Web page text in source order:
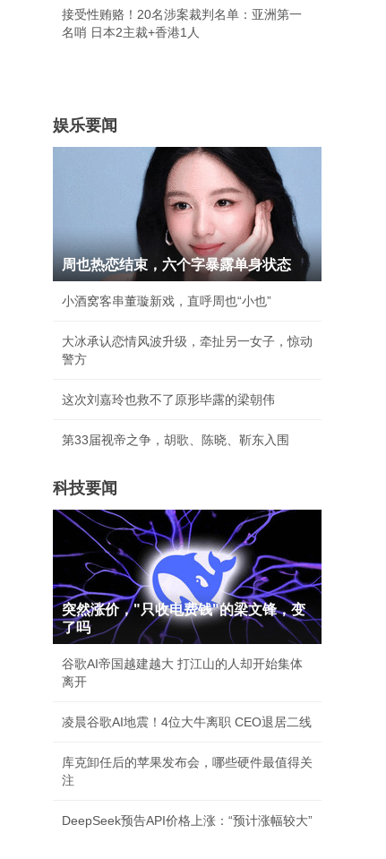
接受性贿赂！20名涉案裁判名单：亚洲第一
名哨 日本2主裁+香港1人
娱乐要闻
周也热恋结束，六个字暴露单身状态
小酒窝客串董璇新戏，直呼周也“小也”
大冰承认恋情风波升级，牵扯另一女子，惊动
警方
这次刘嘉玲也救不了原形毕露的梁朝伟
第33届视帝之争，胡歌、陈晓、靳东入围
科技要闻
突然涨价，"只收电费钱"的梁文锋，变
了吗
谷歌AI帝国越建越大 打江山的人却开始集体
离开
凌晨谷歌AI地震！4位大牛离职 CEO退居二线
库克卸任后的苹果发布会，哪些硬件最值得关
注
DeepSeek预告API价格上涨：“预计涨幅较大”